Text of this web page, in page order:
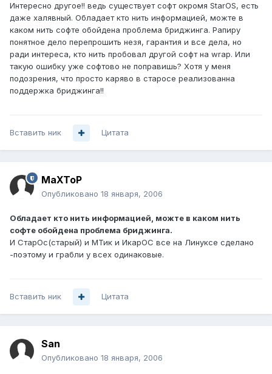
Интересно другое!! ведь существует софт окромя StarOS, есть
даже халявный. Обладает кто нить информацией, можте в
каком нить софте обойдена проблема бриджинга. Рапиру
понятное дело перепрошить незя, гарантия и все дела, но
ради интереса, кто нить пробовал другой софт на wrap. Или
такую ошибку уже софтово не поправишь? Хотя у меня
подозрения, что просто каряво в старосе реализованна
поддержка бриджинга!!
Вставить ник Цитата
MaXToP
Опубликовано 18 января, 2006
Обладает кто нить информацией, можте в каком нить
софте обойдена проблема бриджинга.
И СтарОс(старый) и МТик и ИкарОС все на Линуксе сделано
-поэтому и грабли у всех одинаковые.
Вставить ник Цитата
San
Опубликовано 18 января, 2006